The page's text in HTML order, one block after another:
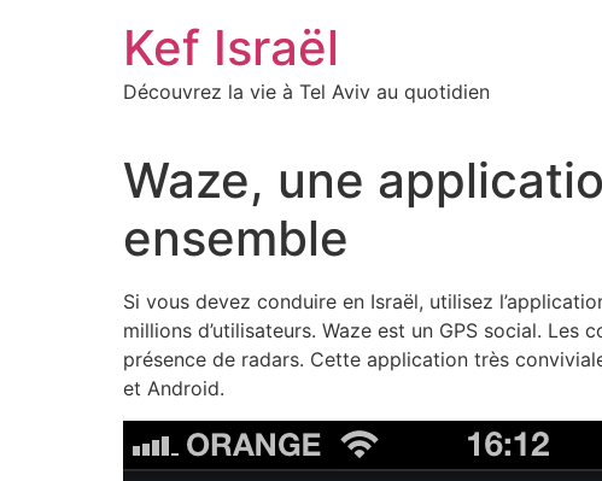
Kef Israël
Découvrez la vie à Tel Aviv au quotidien
Waze, une
ensemble
Si vous devez conduire en Israël, utilisez
millions d’utilisateurs. Waze est un GPS social.
présence de radars. Cette application très
et Android.